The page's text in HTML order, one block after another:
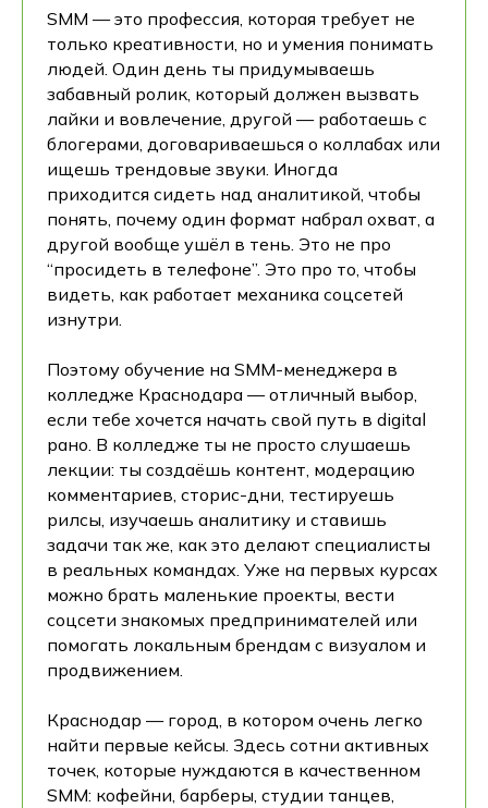
SMM — это профессия, которая требует не
только креативности, но и умения понимать
людей. Один день ты придумываешь
забавный ролик, который должен вызвать
лайки и вовлечение, другой — работаешь с
блогерами, договариваешься о коллабах или
ищешь трендовые звуки. Иногда
приходится сидеть над аналитикой, чтобы
понять, почему один формат набрал охват, а
другой вообще ушёл в тень. Это не про
“просидеть в телефоне”. Это про то, чтобы
видеть, как работает механика соцсетей
изнутри.
Поэтому обучение на SMM-менеджера в
колледже Краснодара — отличный выбор,
если тебе хочется начать свой путь в digital
рано. В колледже ты не просто слушаешь
лекции: ты создаёшь контент, модерацию
комментариев, сторис-дни, тестируешь
рилсы, изучаешь аналитику и ставишь
задачи так же, как это делают специалисты
в реальных командах. Уже на первых курсах
можно брать маленькие проекты, вести
соцсети знакомых предпринимателей или
помогать локальным брендам с визуалом и
продвижением.
Краснодар — город, в котором очень легко
найти первые кейсы. Здесь сотни активных
точек, которые нуждаются в качественном
SMM: кофейни, барберы, студии танцев,